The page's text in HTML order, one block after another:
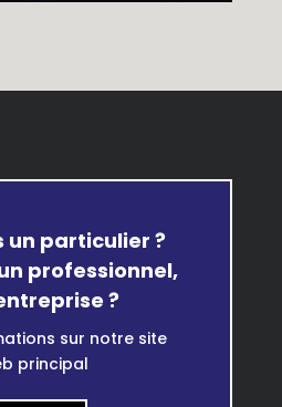
un particulier ?
professionnel,
?
sur notre site
principal